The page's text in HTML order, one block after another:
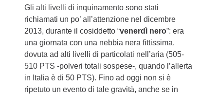
Gli alti livelli di inquinamento sono stati
richiamati un po’ all’attenzione nel dicembre
2013, durante il cosiddetto “venerdì nero”: era
una giornata con una nebbia nera fittissima,
dovuta ad alti livelli di particolati nell’aria (505-
510 PTS -polveri totali sospese-, quando l’allerta
in Italia è di 50 PTS). Fino ad oggi non si è
ripetuto un evento di tale gravità, anche se in